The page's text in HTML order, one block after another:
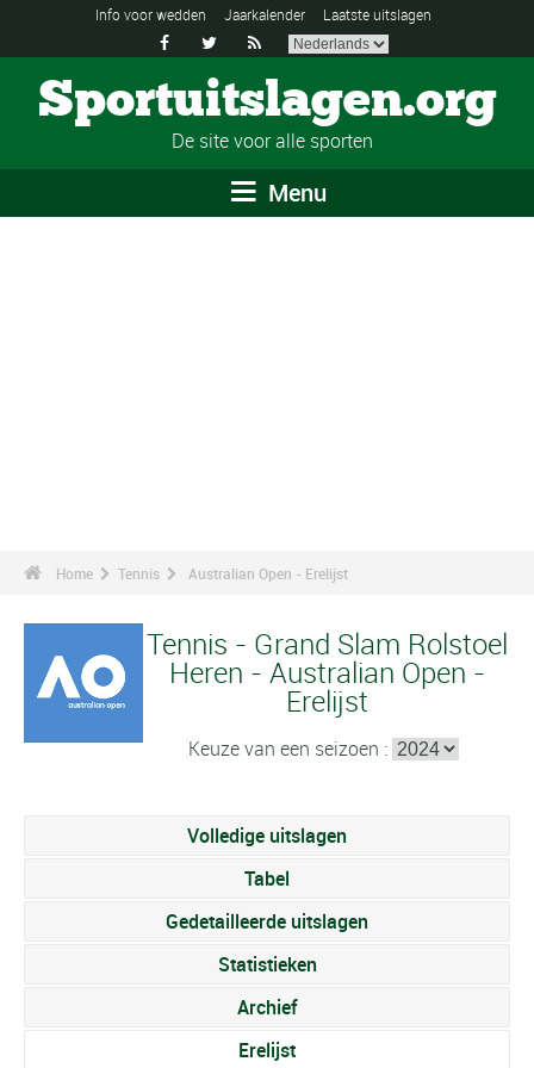
Info voor wedden Jaarkalender Laatste uitslagen
  
Sportuitslagen.org
De site voor alle sporten
Menu
Home Tennis Australian Open - Erelijst
Tennis - Grand Slam Rolstoel
Heren - Australian Open -
Erelijst
Keuze van een seizoen :
Volledige uitslagen
Tabel
Gedetailleerde uitslagen
Statistieken
Archief
Erelijst